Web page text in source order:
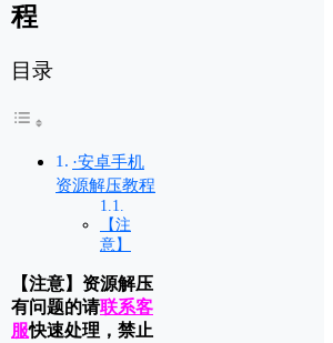
程
目录
·安卓手机
资源解压教程
【注
意】
【注意】资源解压
有问题的请联系客
服快速处理，禁止